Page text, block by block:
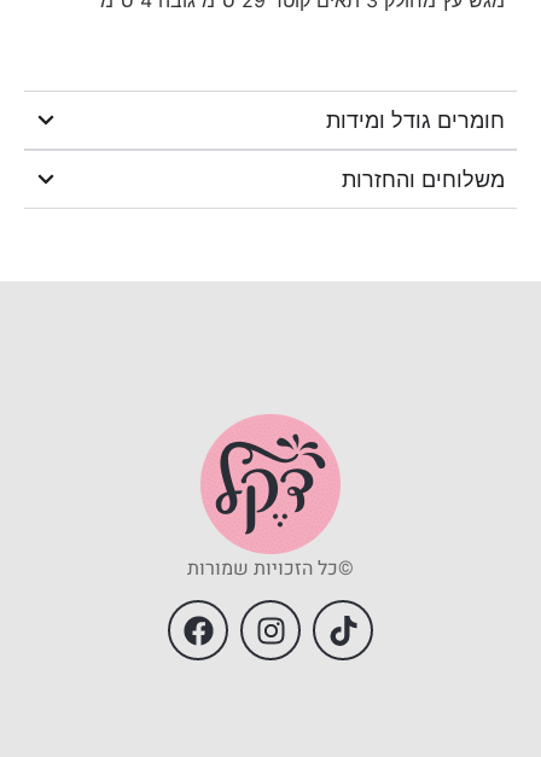
חומרים גודל ומידות
משלוחים והחזרות
©כל הזכויות שמורות